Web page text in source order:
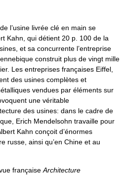
l’usine livrée clé en main se
Kahn, qui détient 20 p. 100 de la
et sa concurrente l’entreprise
construit plus de vingt mille
Les entreprises françaises Eiffel,
des usines complètes et
vendues par éléments sur
une véritable
des usines: dans le cadre de
Erich Mendelsohn travaille pour
Kahn conçoit d’énormes
russe, ainsi qu’en Chine et au
françaiseArchitecture